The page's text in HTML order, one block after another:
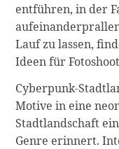
entführen, in der
Lauf zu lassen,
Ideen für
Cyberpunk-
Motive in eine
Stadtlandschaft
Genre erinnert.